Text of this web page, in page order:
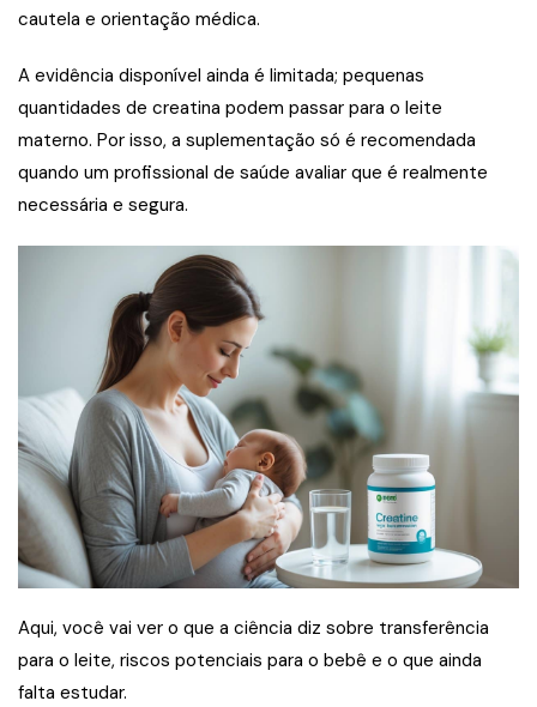
cautela e orientação médica.
A evidência disponível ainda é limitada; pequenas
quantidades de creatina podem passar para o leite
materno. Por isso, a suplementação só é recomendada
quando um profissional de saúde avaliar que é realmente
necessária e segura.
Aqui, você vai ver o que a ciência diz sobre transferência
para o leite, riscos potenciais para o bebê e o que ainda
falta estudar.